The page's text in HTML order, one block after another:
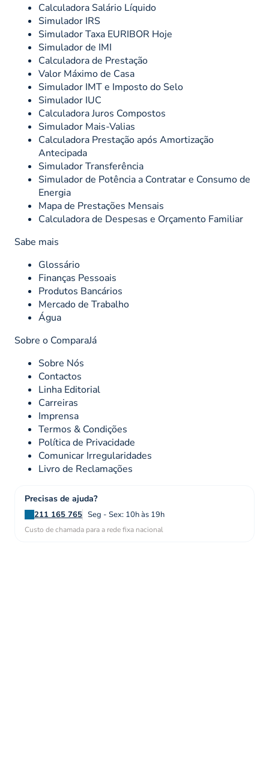
Calculadora Salário Líquido
Simulador IRS
Simulador Taxa EURIBOR Hoje
Simulador de IMI
Calculadora de Prestação
Valor Máximo de Casa
Simulador IMT e Imposto do Selo
Simulador IUC
Calculadora Juros Compostos
Simulador Mais-Valias
Calculadora Prestação após Amortização
Antecipada
Simulador Transferência
Simulador de Potência a Contratar e Consumo de
Energia
Mapa de Prestações Mensais
Calculadora de Despesas e Orçamento Familiar
Sabe mais
Glossário
Finanças Pessoais
Produtos Bancários
Mercado de Trabalho
Água
Sobre o ComparaJá
Sobre Nós
Contactos
Linha Editorial
Carreiras
Imprensa
Termos & Condições
Política de Privacidade
Comunicar Irregularidades
Livro de Reclamações
Precisas de ajuda?
211 165 765 Seg - Sex: 10h às 19h
Custo de chamada para a rede fixa nacional